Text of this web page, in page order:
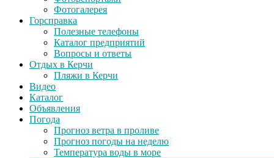
Фотогалерея
Горсправка
Полезные телефоны
Каталог предприятий
Вопросы и ответы
Отдых в Керчи
Пляжи в Керчи
Видео
Каталог
Объявления
Погода
Прогноз ветра в проливе
Прогноз погоды на неделю
Температура воды в море